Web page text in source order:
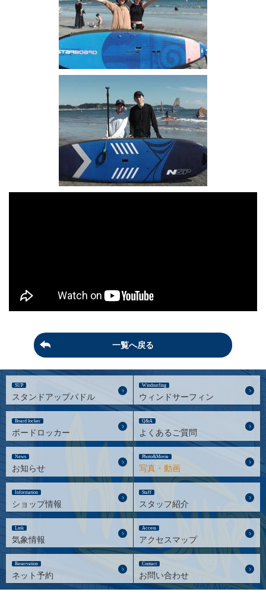
一覧へ戻る
SUP
スタンドアップパドル
Windsurfing
ウィンドサーフィン
Board locker
ボードロッカー
Q&A
よくあるご質問
News
お知らせ
Photo&Movie
写真・動画
Information
ショップ情報
Staff
スタッフ紹介
Link
気象情報
Access
アクセスマップ
Reservation
ネット予約
Contact
お問い合わせ